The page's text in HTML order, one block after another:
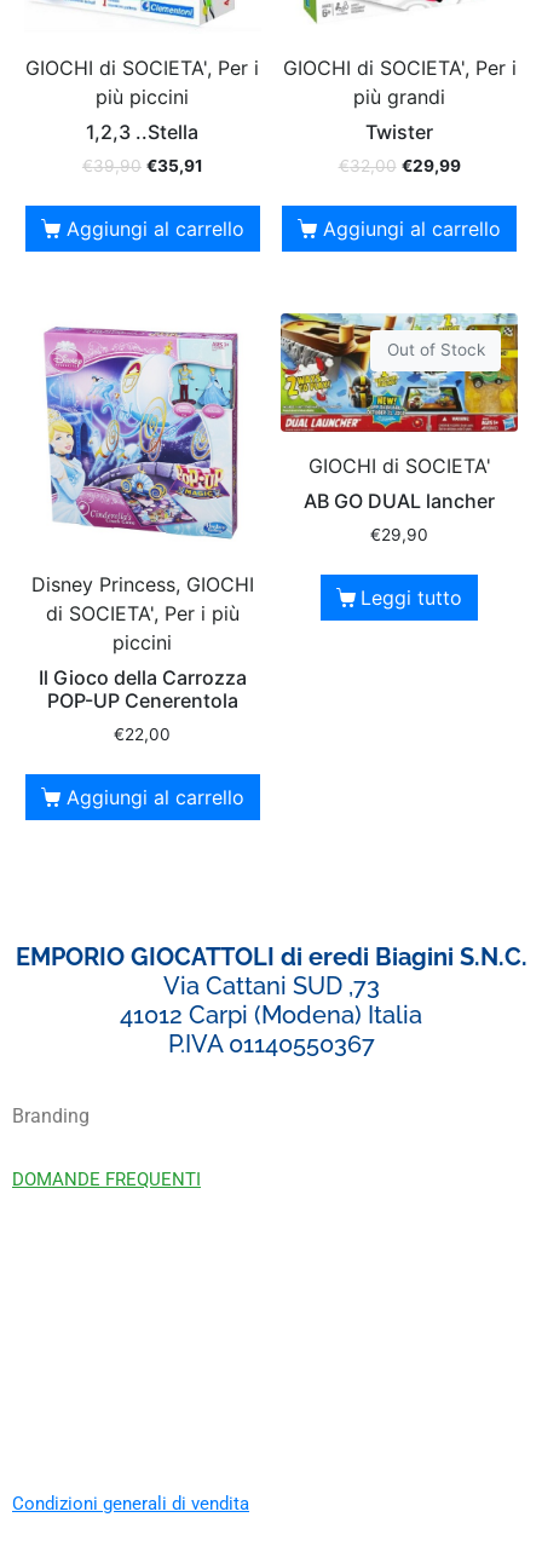
GIOCHI di SOCIETA', Per i
più piccini
1,2,3 ..Stella
€39,90 €35,91
Aggiungi al carrello
GIOCHI di SOCIETA', Per i
più grandi
Twister
€32,00 €29,99
Aggiungi al carrello
Disney Princess, GIOCHI
di SOCIETA', Per i più
piccini
Il Gioco della Carrozza
POP-UP Cenerentola
€22,00
Aggiungi al carrello
Out of Stock
GIOCHI di SOCIETA'
AB GO DUAL lancher
€29,90
Leggi tutto
EMPORIO GIOCATTOLI di eredi Biagini S.N.C.
Via Cattani SUD ,73
41012 Carpi (Modena) Italia
P.IVA 01140550367
Branding
DOMANDE FREQUENTI
Condizioni generali di vendita